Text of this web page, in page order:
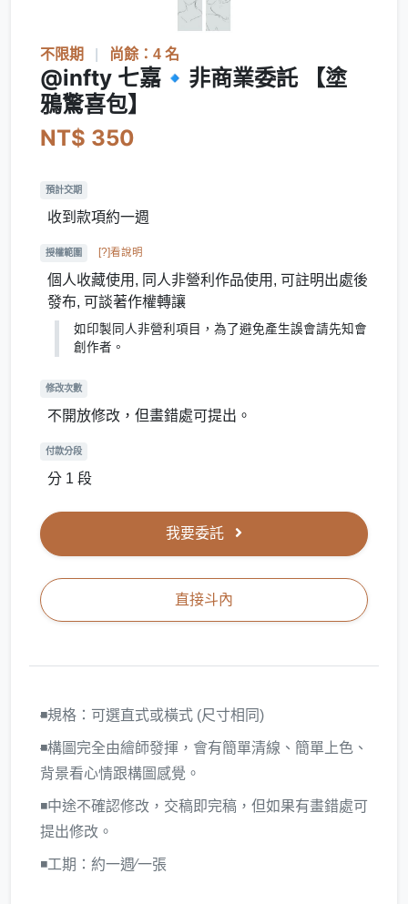
不限期 尚餘：4 名
@infty 七嘉🔹非商業委託 【塗
鴉驚喜包】
NT$ 350
預計交期
收到款項約一週
授權範圍 [?]看說明
個人收藏使用, 同人非營利作品使用, 可註明出處後
發布, 可談著作權轉讓
如印製同人非營利項目，為了避免產生誤會請先知會
創作者。
修改次數
不開放修改，但畫錯處可提出。
付款分段
分 1 段
我要委託
直接斗內
◾規格：可選直式或橫式 (尺寸相同)
◾構圖完全由繪師發揮，會有簡單清線、簡單上色、
背景看心情跟構圖感覺。
◾中途不確認修改，交稿即完稿，但如果有畫錯處可
提出修改。
◾工期：約一週∕一張